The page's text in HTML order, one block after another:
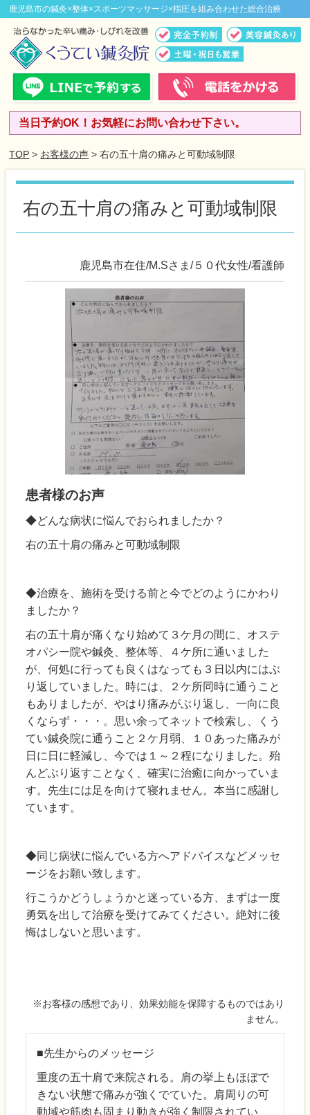
鹿児島市の鍼灸×整体×スポーツマッサージ×指圧を組み合わせた総合治療
当日予約OK！お気軽にお問い合わせ下さい。
TOP > お客様の声 > 右の五十肩の痛みと可動域制限
右の五十肩の痛みと可動域制限
鹿児島市在住/M.Sさま/５０代女性/看護師
患者様のお声
◆どんな病状に悩んでおられましたか？
右の五十肩の痛みと可動域制限
◆治療を、施術を受ける前と今でどのようにかわり
ましたか？
右の五十肩が痛くなり始めて３ケ月の間に、オステ
オパシー院や鍼灸、整体等、４ケ所に通いました
が、何処に行っても良くはなっても３日以内にはぶ
り返していました。時には、２ケ所同時に通うこと
もありましたが、やはり痛みがぶり返し、一向に良
くならず・・・。思い余ってネットで検索し、くう
てい鍼灸院に通うこと２ケ月弱、１０あった痛みが
日に日に軽減し、今では１～２程になりました。殆
んどぶり返すことなく、確実に治癒に向かっていま
す。先生には足を向けて寝れません。本当に感謝し
ています。
◆同じ病状に悩んでいる方へアドバイスなどメッセ
ージをお願い致します。
行こうかどうしょうかと迷っている方、まずは一度
勇気を出して治療を受けてみてください。絶対に後
悔はしないと思います。
※お客様の感想であり、効果効能を保障するものではあり
ません。
■先生からのメッセージ
重度の五十肩で来院される。肩の挙上もほぼで
きない状態で痛みが強くでていた。肩周りの可
動域や筋肉も固まり動きが強く制限されてい